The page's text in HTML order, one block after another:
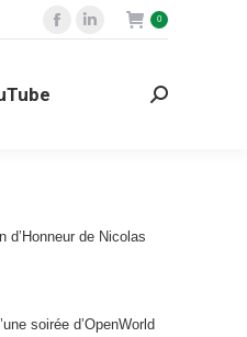
Facebook
LinkedIn
0
Search:
d’Honneur de Nicolas
soirée d’OpenWorld